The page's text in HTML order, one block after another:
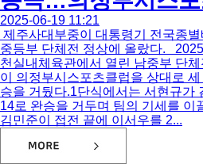
2025-06-19 11:21
제주사대부중이 대통령기 전국종
중등부 단체전 정상에 올랐다.
천실내체육관에서 열린 남중부 단
이 의정부시스포츠클럽을 상대로
승을 거뒀다.1단식에서는 서현규가
14로 완승을 거두며 팀의 기세를 이
김민준이 접전 끝에 이서우를 2...